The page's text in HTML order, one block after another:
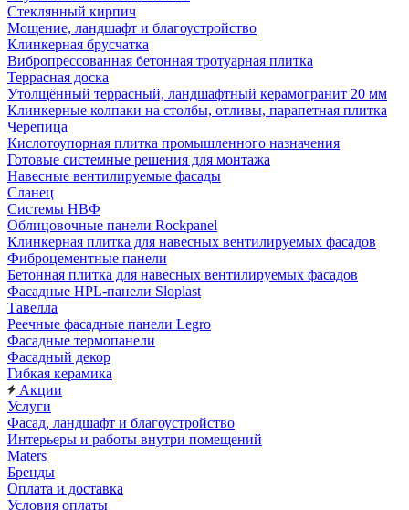
Cтеклянный кирпич
Мощение, ландшафт и благоустройство
Клинкерная брусчатка
Вибропрессованная бетонная тротуарная плитка
Террасная доска
Утолщённый террасный, ландшафтный керамогранит 20 мм
Клинкерные колпаки на столбы, отливы, парапетная плитка
Черепица
Кислотоупорная плитка промышленного назначения
Готовые системные решения для монтажа
Навесные вентилируемые фасады
Сланец
Системы НВФ
Облицовочные панели Rockpanel
Клинкерная плитка для навесных вентилируемых фасадов
Фиброцементные панели
Бетонная плитка для навесных вентилируемых фасадов
Фасадные HPL-панели Sloplast
Тавелла
Реечные фасадные панели Legro
Фасадные термопанели
Фасадный декор
Гибкая керамика
Акции
Услуги
Фасад, ландшафт и благоустройство
Интерьеры и работы внутри помещений
Maters
Бренды
Оплата и доставка
Условия оплаты